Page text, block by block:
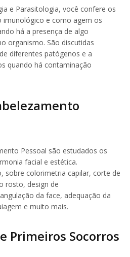
e Parasitologia, você confere os
imunológico e como agem os
há a presença de algo
organismo. São discutidas
diferentes patógenos e a
quando há contaminação
Pessoal são estudados os
facial e estética.
sobre colorimetria capilar, corte de
rosto, design de
da face, adequação da
e muito mais.
Primeiros Socorros